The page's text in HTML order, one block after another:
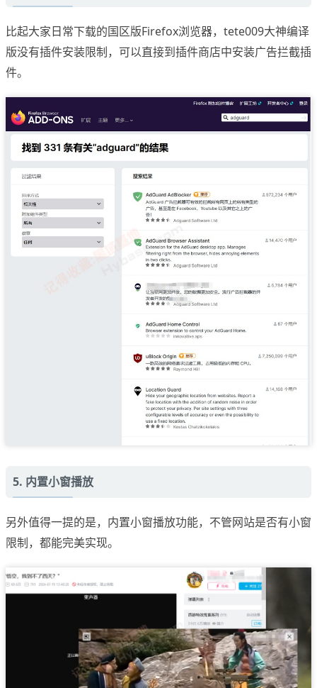
比起大家日常下载的国区版Firefox浏览器，tete009大神编译
版没有插件安装限制，可以直接到插件商店中安装广告拦截插
件。
5. 内置小窗播放
另外值得一提的是，内置小窗播放功能，不管网站是否有小窗
限制，都能完美实现。